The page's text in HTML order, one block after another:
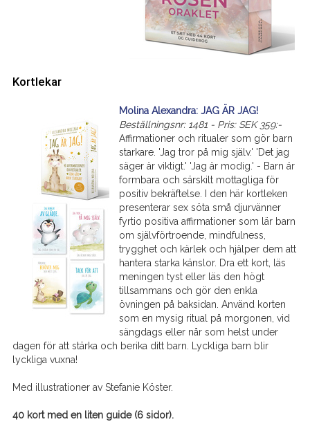
Kortlekar
Molina Alexandra: JAG ÄR JAG!
Beställningsnr: 1481 - Pris: SEK 359:-
Affirmationer och ritualer som gör barn
starkare. 'Jag tror på mig själv.' 'Det jag
säger är viktigt.' 'Jag är modig.' - Barn är
formbara och särskilt mottagliga för
positiv bekräftelse. I den här kortleken
presenterar sex söta små djurvänner
fyrtio positiva affirmationer som lär barn
om självförtroende, mindfulness,
trygghet och kärlek och hjälper dem att
hantera starka känslor. Dra ett kort, läs
meningen tyst eller läs den högt
tillsammans och gör den enkla
övningen på baksidan. Använd korten
som en mysig ritual på morgonen, vid
sängdags eller når som helst under
dagen för att stärka och berika ditt barn. Lyckliga barn blir
lyckliga vuxna!
Med illustrationer av Stefanie Köster.
40 kort med en liten guide (6 sidor).